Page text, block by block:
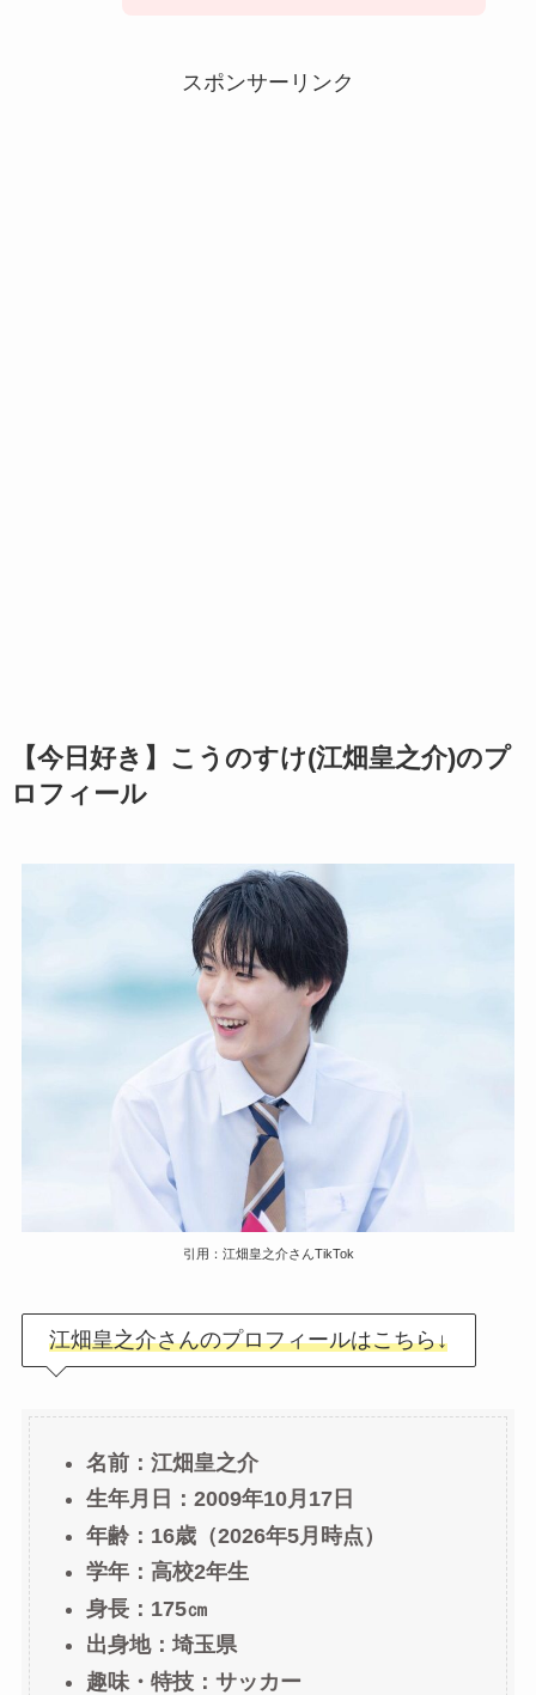
スポンサーリンク
【今日好き】こうのすけ(江畑皇之介)のプ
ロフィール
引用：江畑皇之介さんTikTok
江畑皇之介さんのプロフィールはこちら↓
名前：江畑皇之介
生年月日： 2009年10月17日
年齢：16歳（2026年5月時点）
学年：高校2年生
身長：175㎝
出身地：埼玉県
趣味・特技：サッカー